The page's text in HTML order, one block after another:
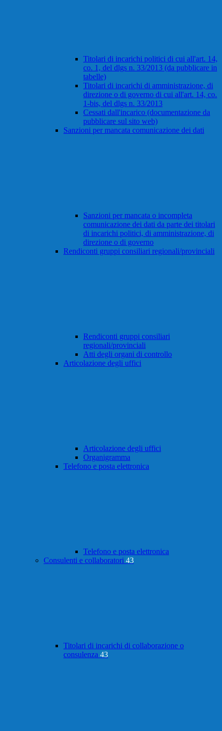
Titolari di incarichi politici di cui all'art. 14,
co. 1, del dlgs n. 33/2013 (da pubblicare in
tabelle)
Titolari di incarichi di amministrazione, di
direzione o di governo di cui all'art. 14, co.
1-bis, del dlgs n. 33/2013
Cessati dall'incarico (documentazione da
pubblicare sul sito web)
Sanzioni per mancata comunicazione dei dati
Sanzioni per mancata o incompleta
comunicazione dei dati da parte dei titolari
di incarichi politici, di amministrazione, di
direzione o di governo
Rendiconti gruppi consiliari regionali/provinciali
Rendiconti gruppi consiliari
regionali/provinciali
Atti degli organi di controllo
Articolazione degli uffici
Articolazione degli uffici
Organigramma
Telefono e posta elettronica
Telefono e posta elettronica
Consulenti e collaboratori 43
Titolari di incarichi di collaborazione o
consulenza 43